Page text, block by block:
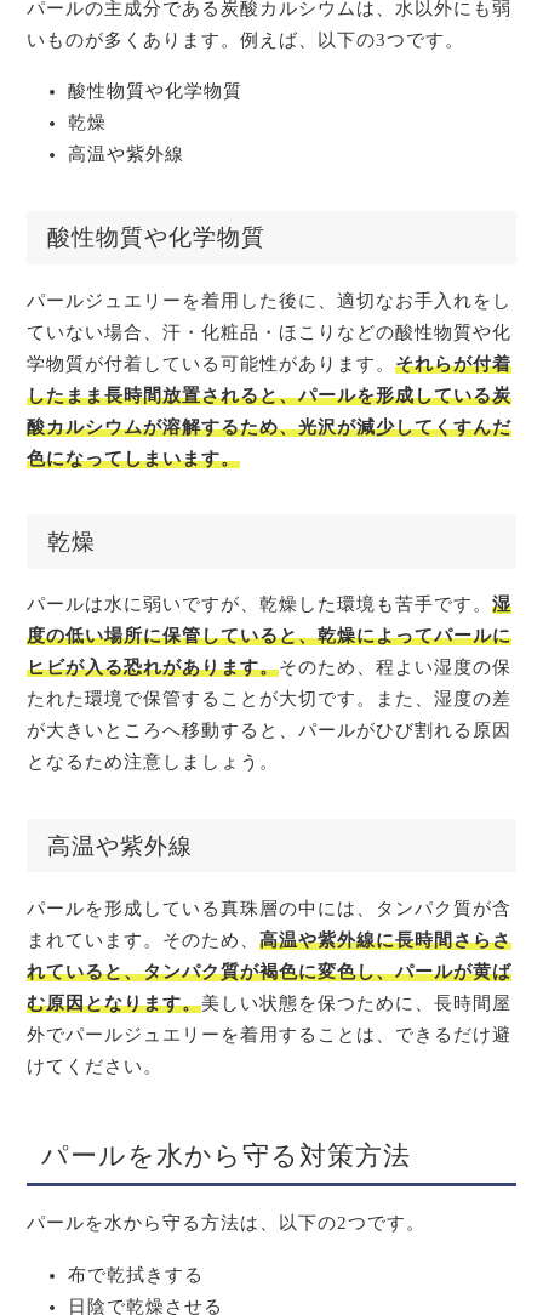
パールの主成分である炭酸カルシウムは、水以外にも弱
いものが多くあります。例えば、以下の3つです。
酸性物質や化学物質
乾燥
高温や紫外線
酸性物質や化学物質
パールジュエリーを着用した後に、適切なお手入れをし
ていない場合、汗・化粧品・ほこりなどの酸性物質や化
学物質が付着している可能性があります。それらが付着
したまま長時間放置されると、パールを形成している炭
酸カルシウムが溶解するため、光沢が減少してくすんだ
色になってしまいます。
乾燥
パールは水に弱いですが、乾燥した環境も苦手です。湿
度の低い場所に保管していると、乾燥によってパールに
ヒビが入る恐れがあります。そのため、程よい湿度の保
たれた環境で保管することが大切です。また、湿度の差
が大きいところへ移動すると、パールがひび割れる原因
となるため注意しましょう。
高温や紫外線
パールを形成している真珠層の中には、タンパク質が含
まれています。そのため、高温や紫外線に長時間さらさ
れていると、タンパク質が褐色に変色し、パールが黄ば
む原因となります。美しい状態を保つために、長時間屋
外でパールジュエリーを着用することは、できるだけ避
けてください。
パールを水から守る対策方法
パールを水から守る方法は、以下の2つです。
布で乾拭きする
日陰で乾燥させる